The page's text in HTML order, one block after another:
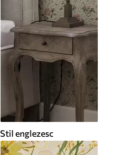
Stil englezesc